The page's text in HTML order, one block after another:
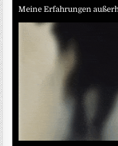
Meine Erfahrungen